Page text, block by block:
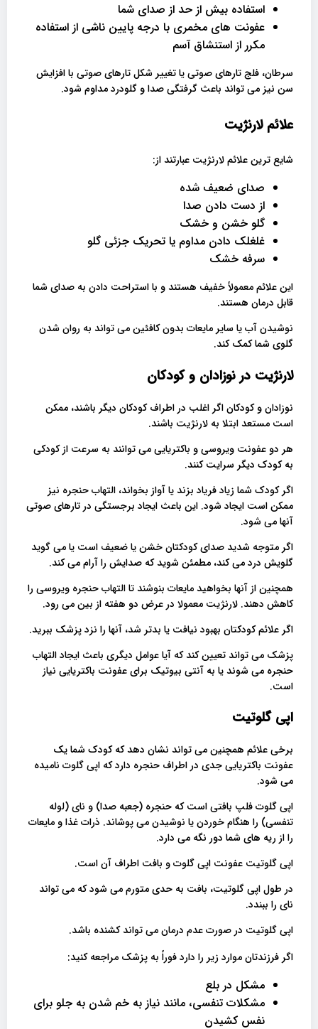
استفاده بیش از حد از صدای شما
عفونت های مخمری با درجه پایین ناشی از استفاده
مکرر از استنشاق آسم
سرطان، فلج تارهای صوتی یا تغییر شکل تارهای صوتی با افزایش
سن نیز می تواند باعث گرفتگی صدا و گلودرد مداوم شود.
علائم لارنژیت
شایع ترین علائم لارنژیت عبارتند از:
صدای ضعیف شده
از دست دادن صدا
گلو خشن و خشک
غلغلک دادن مداوم یا تحریک جزئی گلو
سرفه خشک
این علائم معمولاً خفیف هستند و با استراحت دادن به صدای شما
قابل درمان هستند.
نوشیدن آب یا سایر مایعات بدون کافئین می تواند به روان شدن
گلوی شما کمک کند.
لارنژیت در نوزادان و کودکان
نوزادان و کودکان اگر اغلب در اطراف کودکان دیگر باشند، ممکن
است مستعد ابتلا به لارنژیت باشند.
هر دو عفونت ویروسی و باکتریایی می توانند به سرعت از کودکی
به کودک دیگر سرایت کنند.
اگر کودک شما زیاد فریاد بزند یا آواز بخواند، التهاب حنجره نیز
ممکن است ایجاد شود. این باعث ایجاد برجستگی در تارهای صوتی
آنها می شود.
اگر متوجه شدید صدای کودکتان خشن یا ضعیف است یا می گوید
گلویش درد می کند، مطمئن شوید که صدایش را آرام می کند.
همچنین از آنها بخواهید مایعات بنوشند تا التهاب حنجره ویروسی را
کاهش دهند. لارنژیت معمولا در عرض دو هفته از بین می رود.
اگر علائم کودکتان بهبود نیافت یا بدتر شد، آنها را نزد پزشک ببرید.
پزشک می تواند تعیین کند که آیا عوامل دیگری باعث ایجاد التهاب
حنجره می شوند یا به آنتی بیوتیک برای عفونت باکتریایی نیاز
است.
اپی گلوتیت
برخی علائم همچنین می تواند نشان دهد که کودک شما یک
عفونت باکتریایی جدی در اطراف حنجره دارد که اپی گلوت نامیده
می شود.
اپی گلوت فلپ بافتی است که حنجره (جعبه صدا) و نای (لوله
تنفسی) را هنگام خوردن یا نوشیدن می پوشاند. ذرات غذا و مایعات
را از ریه های شما دور نگه می دارد.
اپی گلوتیت عفونت اپی گلوت و بافت اطراف آن است.
در طول اپی گلوتیت، بافت به حدی متورم می شود که می تواند
نای را ببندد.
اپی گلوتیت در صورت عدم درمان می تواند کشنده باشد.
اگر فرزندتان موارد زیر را دارد فوراً به پزشک مراجعه کنید:
مشکل در بلع
مشکلات تنفسی، مانند نیاز به خم شدن به جلو برای
نفس کشیدن